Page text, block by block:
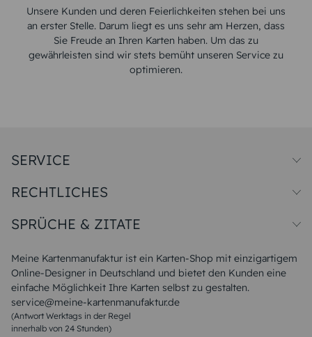
Unsere Kunden und deren Feierlichkeiten stehen bei uns
an erster Stelle. Darum liegt es uns sehr am Herzen, dass
Sie Freude an Ihren Karten haben. Um das zu
gewährleisten sind wir stets bemüht unseren Service zu
optimieren.
Meine Kartenmanufaktur ist ein Karten-Shop mit einzigartigem
Online-Designer in Deutschland und bietet den Kunden eine
einfache Möglichkeit Ihre Karten selbst zu gestalten.
service@meine-kartenmanufaktur.de
(Antwort Werktags in der Regel
innerhalb von 24 Stunden)
SERVICE
Papiersorten
Unsere Produktion
Magazin
FAQ
RECHTLICHES
Widerrufsbelehrung
SPRÜCHE & ZITATE
Liebeskummer Sprüche
Sommer Sprüche
Muttertagssprüche
Sprüche zur Hochzeit
Sprüche zur Konfirmation & Kommunion
Weihnachtsgedichte